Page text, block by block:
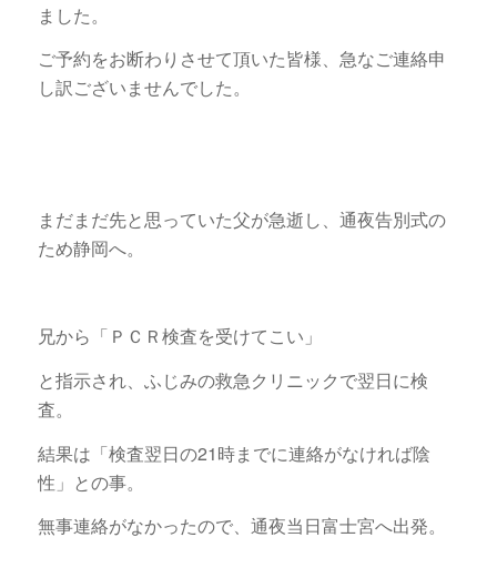
ました。
ご予約をお断わりさせて頂いた皆様、急なご連絡申
し訳ございませんでした。
まだまだ先と思っていた父が急逝し、通夜告別式の
ため静岡へ。
兄から「ＰＣＲ検査を受けてこい」
と指示され、ふじみの救急クリニックで翌日に検
査。
結果は「検査翌日の21時までに連絡がなければ陰
性」との事。
無事連絡がなかったので、通夜当日富士宮へ出発。